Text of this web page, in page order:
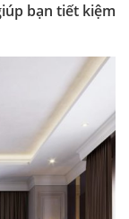
bạn tiết kiệm